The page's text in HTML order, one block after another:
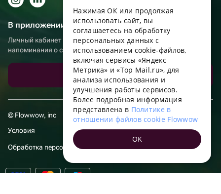
В приложении еще удобнее!
Личный кабинет получателя, больше бонусов за покупки и
напоминания о событиях
Скачать приложение
© Flowwow, inc
Условия
Обработка персональных данных
ENGLISH
UKRAINIAN
PORTUGUESE
FRENCH
TURKISH
POLISH
Нажимая ОК или продолжая
использовать сайт, вы
соглашаетесь на обработку
персональных данных с
использованием cookie-файлов,
включая сервисы «Яндекс
Метрика» и «Top Mail.ru», для
анализа использования и
улучшения работы сервисов.
Более подробная информация
представлена в Политике в
отношении файлов cookie Flowwow
OK